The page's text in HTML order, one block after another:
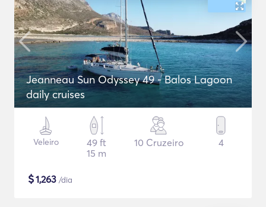
Jeanneau Sun Odyssey 49 - Balos Lagoon
daily cruises
Veleiro
49 ft
15 m
10 Cruzeiro 4
$1,263 /dia